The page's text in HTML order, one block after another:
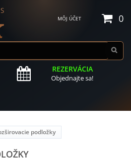
0
MÔJ ÚČET
REZERVÁCIA
Objednajte sa!
podložky